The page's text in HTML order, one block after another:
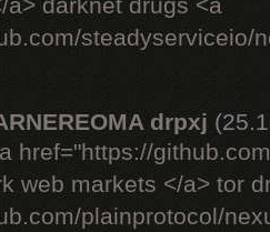
darknet drugs <a
steadyserviceio/
drpxj
href="https://
web markets </a> tor
plainprotocol/